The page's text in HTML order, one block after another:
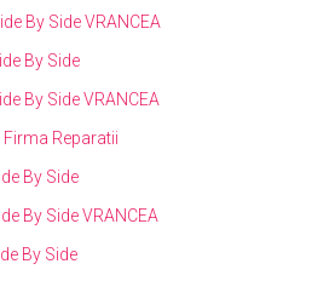
By Side VRANCEA
By Side
By Side VRANCEA
Firma Reparatii
By Side
By Side VRANCEA
By Side